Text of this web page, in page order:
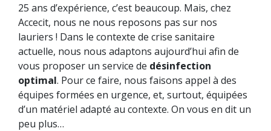
25 ans d’expérience, c’est beaucoup. Mais, chez
Accecit, nous ne nous reposons pas sur nos
lauriers ! Dans le contexte de crise sanitaire
actuelle, nous nous adaptons aujourd’hui afin de
vous proposer un service de désinfection
optimal. Pour ce faire, nous faisons appel à des
équipes formées en urgence, et, surtout, équipées
d’un matériel adapté au contexte. On vous en dit un
peu plus…